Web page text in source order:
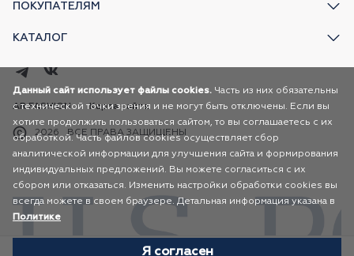
ПОКУПАТЕЛЯМ
КАТАЛОГ
2026 ВСЕ ПРАВА ЗАЩИЩЕНЫ
AR FASHION Карта сайта
Данный сайт использует файлы cookies. Часть из них обязательны
с технической точки зрения и не могут быть отключены. Если вы
хотите продолжить пользоваться сайтом, то вы соглашаетесь с их
обработкой. Часть файлов cookies осуществляет сбор
аналитической информации для улучшения сайта и формирования
индивидуальных предложений. Вы можете согласиться с их
сбором или отказаться. Изменить настройки обработки cookies вы
всегда можете в своем браузере. Детальная информация указана в
Политике
Я согласен